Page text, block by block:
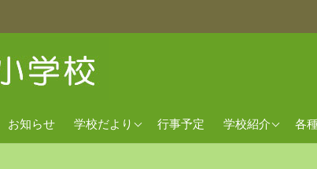
お知らせ 学校だより
2026年度
行事予定 学校紹介
経営方針
各
欠